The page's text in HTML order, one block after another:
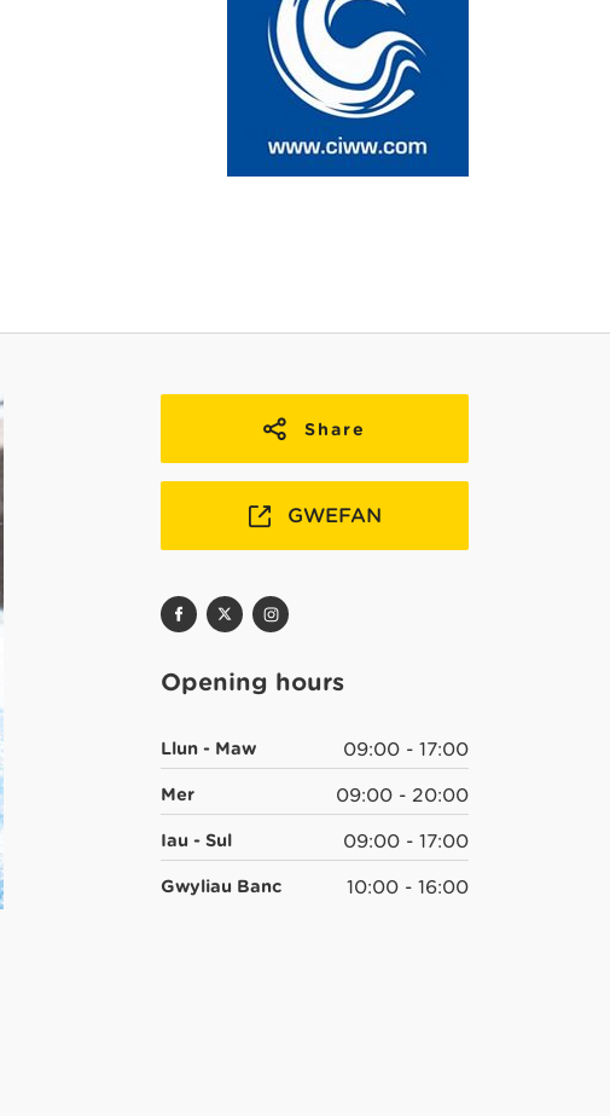
Share
GWEFAN
Opening hours
Llun - Maw 09:00 - 17:00
Mer 09:00 - 20:00
Iau - Sul 09:00 - 17:00
Gwyliau Banc 10:00 - 16:00